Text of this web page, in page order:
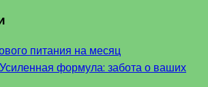
питания на месяц
формула: забота о ваших